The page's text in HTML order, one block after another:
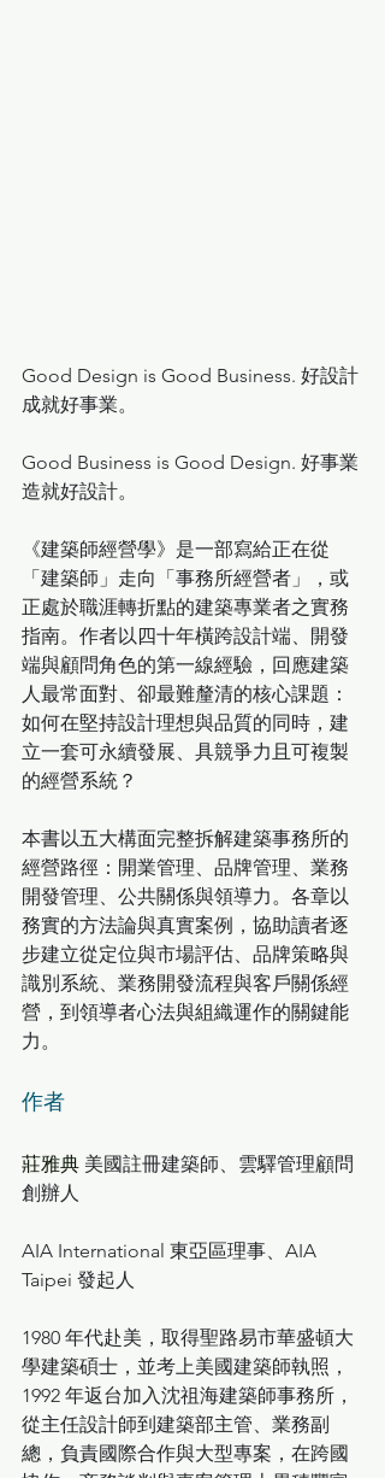
Good Design is Good Business. 好設計
成就好事業。
Good Business is Good Design. 好事業
造就好設計。
《建築師經營學》是一部寫給正在從
「建築師」走向「事務所經營者」，或
正處於職涯轉折點的建築專業者之實務
指南。作者以四十年橫跨設計端、開發
端與顧問角色的第一線經驗，回應建築
人最常面對、卻最難釐清的核心課題：
如何在堅持設計理想與品質的同時，建
立一套可永續發展、具競爭力且可複製
的經營系統？
本書以五大構面完整拆解建築事務所的
經營路徑：開業管理、品牌管理、業務
開發管理、公共關係與領導力。各章以
務實的方法論與真實案例，協助讀者逐
步建立從定位與市場評估、品牌策略與
識別系統、業務開發流程與客戶關係經
營，到領導者心法與組織運作的關鍵能
力。
作者
莊雅典 美國註冊建築師、雲驛管理顧問
創辦人
AIA International 東亞區理事、AIA
Taipei 發起人
1980 年代赴美，取得聖路易市華盛頓大
學建築碩士，並考上美國建築師執照，
1992 年返台加入沈祖海建築師事務所，
從主任設計師到建築部主管、業務副
總，負責國際合作與大型專案，在跨國